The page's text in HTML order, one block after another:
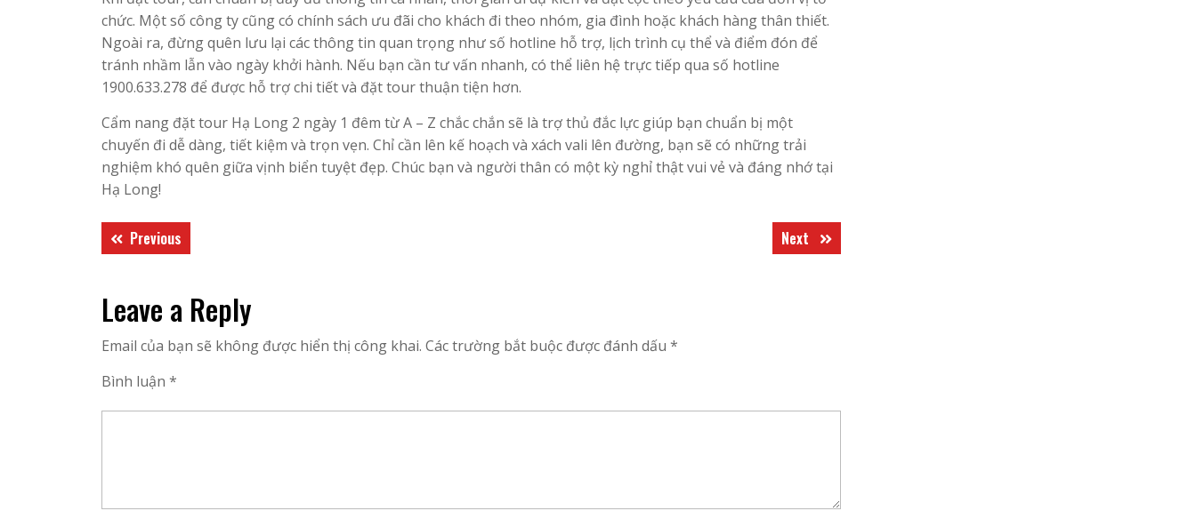
chức. Một số công ty cũng có chính sách ưu đãi cho khách đi theo nhóm, gia đình hoặc khách hàng thân thiết.
Ngoài ra, đừng quên lưu lại các thông tin quan trọng như số hotline hỗ trợ, lịch trình cụ thể và điểm đón để
tránh nhầm lẫn vào ngày khởi hành. Nếu bạn cần tư vấn nhanh, có thể liên hệ trực tiếp qua số hotline
1900.633.278 để được hỗ trợ chi tiết và đặt tour thuận tiện hơn.
​Cẩm nang đặt tour Hạ Long 2 ngày 1 đêm từ A – Z chắc chắn sẽ là trợ thủ đắc lực giúp bạn chuẩn bị một
chuyến đi dễ dàng, tiết kiệm và trọn vẹn. Chỉ cần lên kế hoạch và xách vali lên đường, bạn sẽ có những trải
nghiệm khó quên giữa vịnh biển tuyệt đẹp. Chúc bạn và người thân có một kỳ nghỉ thật vui vẻ và đáng nhớ tại
Hạ Long!
Điều
hướng
bài
viết
Previous
post:
Next Next
post:
Leave a Reply
Email của bạn sẽ không được hiển thị công khai. Các trường bắt buộc được đánh dấu *
Bình luận *